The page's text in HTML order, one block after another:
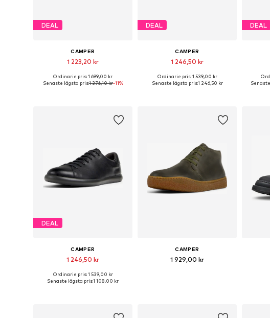
DEAL
CAMPER
1 223,20 kr
Tillgänglig i många storlekar
Ordinarie pris: 1 699,00 kr
Senaste lägsta pris:1 376,10 kr-11%
DEAL
CAMPER
1 246,50 kr
Ordinarie pris: 1 539,00 kr
Senaste lägsta pris:1 246,50 kr
DEAL
DEAL
CAMPER
1 246,50 kr
Ordinarie pris: 1 539,00 kr
Senaste lägsta pris:1 108,00 kr
CAMPER
1 929,00 kr